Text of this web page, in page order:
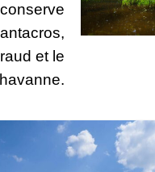
conserve
et le